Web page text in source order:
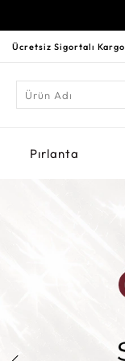
Ücretsiz Sigortalı Kargo
Pırlanta